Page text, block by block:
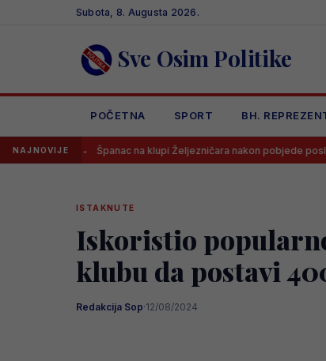
Subota, 8. Augusta 2026.
Sve Osim Politike
POČETNA SPORT BH.
NAJNOVIJE
Španac na klupi Željezničara nakon pobjede poslao jasnu
ISTAKNUTE
Iskoristio
klubu da postavi
Redakcija Sop·12/08/2024